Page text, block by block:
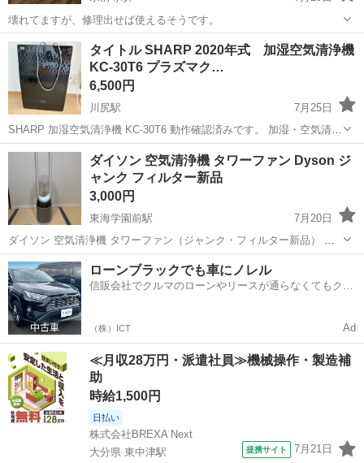
壊れてますが、修理出せば使えるそうです。
熊本 熊本市 水前寺駅 季節、空調家電 ダイソン
タイトル SHARP 2020年式 加湿空気清浄機
KC-30T6 プラズマク…
6,500円
川尻駅
7月25日
SHARP 加湿空気清浄機 KC-30T6 動作確認済みです。 加湿・空気清浄
ともに問題なく使用できます。 取扱説明書付き。 フィルターの状態は
写真をご確認ください。 中古品のため、使用に伴う傷や汚れがありま
すので、ご理解...
熊本 熊本市 川尻駅 季節、空調家電
ダイソン 空気清浄機 タワーファン Dyson ジ
ャンク フィルター新品
3,000円
東海学園前駅
7月20日
ダイソン 空気清浄機 タワーファン（ジャンク・フィルター新品） ダ
イソンの空気清浄機付きタワーファンです。 電源は入りますが、ビッ
クリマーク表示が出て動作しないためジャンク品として出品します。
・電源アダプター付き・フ...
熊本 熊本市 東海学園前駅 季節、空調家電
ローンブラックでも車にノレル
信販会社でクルマのローンやリースが通らなくてもクル
（株）ICT Ad
≪月収28万円・派遣社員≫機械操作・製造補
助
時給1,500円
日払い
株式会社BREXA Next
大分県 東中津駅
提携サイト 7月21日